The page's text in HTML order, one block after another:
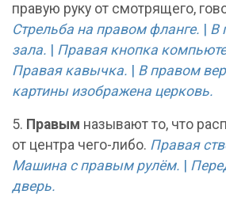
правую руку от смотрящего,
Стрельба на правом фланге.
В
зала.
Правая кнопка
Правая кавычка.
В правом
картины изображена церковь.
5. Правым называют то, что
от центра чего-либо. Правая
Машина с правым рулём.
дверь.